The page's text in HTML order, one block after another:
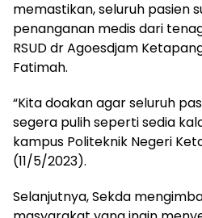
memastikan, seluruh pasien
penanganan medis dari
RSUD dr Agoesdjam
Fatimah.
“Kita doakan agar seluruh
segera pulih seperti sedia
kampus Politeknik Negeri
(11/5/2023).
Selanjutnya, Sekda